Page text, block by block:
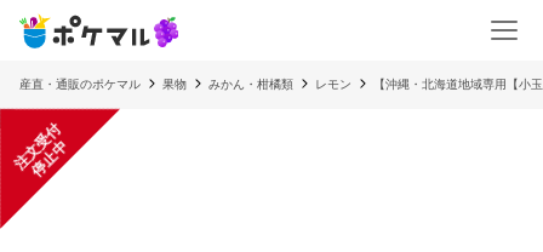
産直・通販のポケマル 果物 みかん・柑橘類 レモン 【沖縄・北海道地域専用【小
注
文
受
付
停
止
中